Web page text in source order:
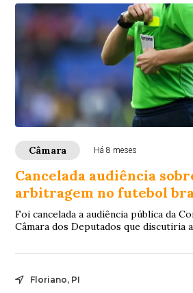
Câmara Há 8 meses
Cancelada audiência
arbitragem no futebol
Foi cancelada a audiência pública da
Câmara dos Deputados que discutiria
Floriano, PI